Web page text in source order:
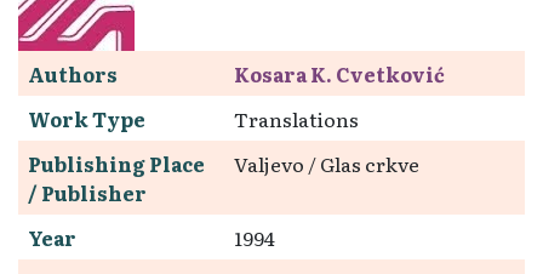
Authors
Kosara K. Cvetković
Work Type
Translations
Publishing Place
/ Publisher
Valjevo / Glas crkve
Year
1994